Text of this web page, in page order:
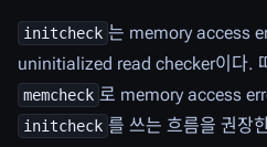
initcheck 는 memory access
uninitialized read checker이다.
memcheck 로 memory access
initcheck 를 쓰는 흐름을 권장